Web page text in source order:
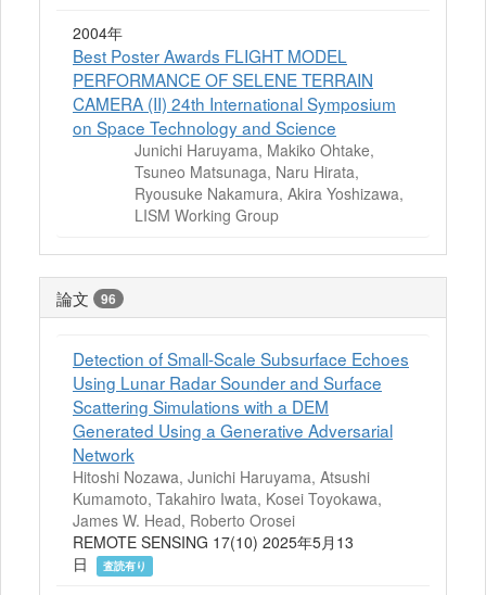
2004年
Best Poster Awards FLIGHT MODEL
PERFORMANCE OF SELENE TERRAIN
CAMERA (II) 24th International Symposium
on Space Technology and Science
Junichi Haruyama, Makiko Ohtake,
Tsuneo Matsunaga, Naru Hirata,
Ryousuke Nakamura, Akira Yoshizawa,
LISM Working Group
論文 96
Detection of Small-Scale Subsurface Echoes
Using Lunar Radar Sounder and Surface
Scattering Simulations with a DEM
Generated Using a Generative Adversarial
Network
Hitoshi Nozawa, Junichi Haruyama, Atsushi
Kumamoto, Takahiro Iwata, Kosei Toyokawa,
James W. Head, Roberto Orosei
REMOTE SENSING 17(10) 2025年5月13
日
査読有り